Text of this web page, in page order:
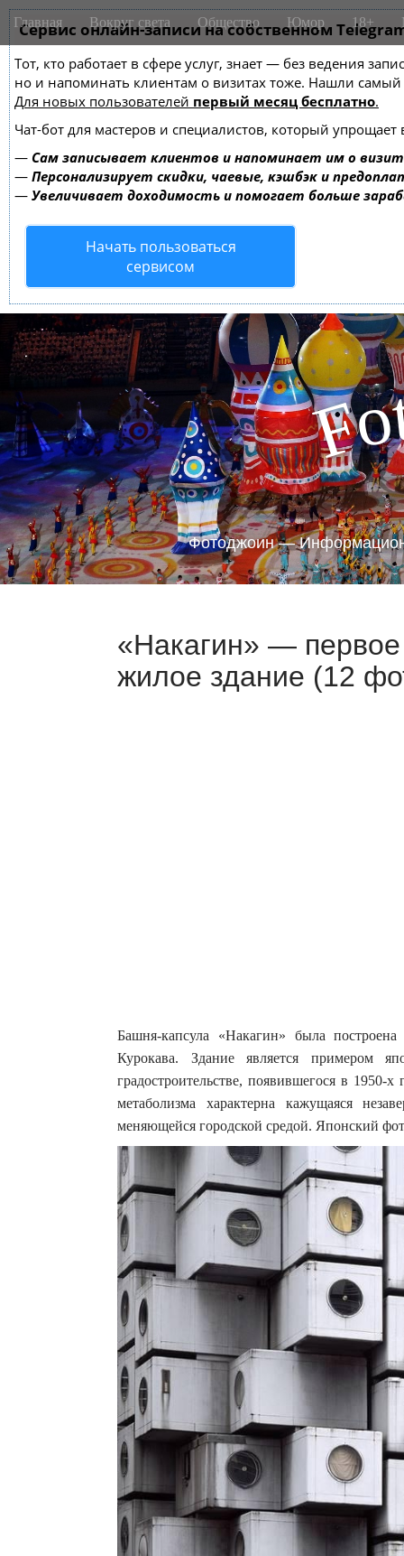
Сервис онлайн-записи на собственном
Тот, кто работает в сфере услуг, знает — без ведения
но и напоминать клиентам о визитах тоже. Нашли
Для новых пользователей первый месяц бесплатно.
Чат-бот для мастеров и специалистов, который упрощает
— Сам записывает клиентов и напоминает им о
— Персонализирует скидки, чаевые, кэшбэк и
— Увеличивает доходимость и помогает больше
Начать пользоваться
сервисом
M
a
n
m
e
n
u
i
Главная Вокруг света Общество Юмор 18+
Fo
Фотоджоин —
«Накагин» —
жилое здание (12
Башня-капсула «Накагин» была
Курокава. Здание является примером
градостроительстве, появившегося в 1950-
метаболизма характерна кажущаяся
меняющейся городской средой. Японский